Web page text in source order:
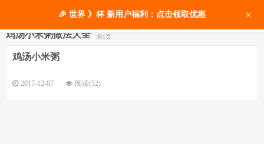
鸡汤小米粥做法大全 第1页
鸡汤小米粥
2017-12-07 阅读(52)
🎉 世界 》杯 新用户福利：点击领取优惠 ×